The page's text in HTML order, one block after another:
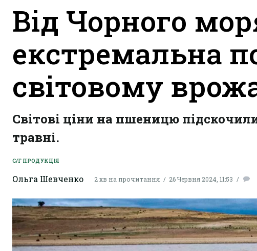
Від Чорного
екстремальна
світовому
Світові ціни на пшеницю
травні.
С/Г ПРОДУКЦІЯ
Ольга Шевченко 2 хв на прочитання 26 Червня 2024, 11:53